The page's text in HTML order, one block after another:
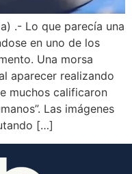
.- Lo que parecía una
en uno de los
Una morsa
aparecer realizando
muchos calificaron
Las imágenes
[…]